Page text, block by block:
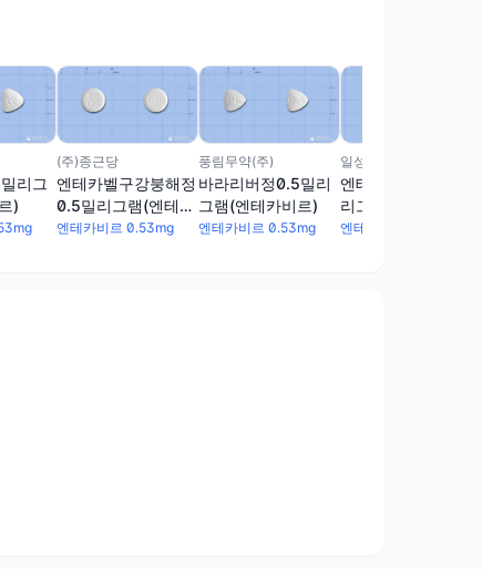
리그
)
(주)종근당
엔테카벨구강붕해정
0.5밀리그램(엔테카
비르)
엔테카비르 0.53mg
풍림무약(주)
바라리버정0.5밀리
그램(엔테카비르)
엔테카비르 0.53mg
일성신약(주)
엔테크루드정0.5밀
리그램(엔테카비르)
엔테카비르 0.53mg